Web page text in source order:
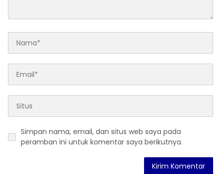
Simpan nama, email, dan situs web saya pada
peramban ini untuk komentar saya berikutnya.